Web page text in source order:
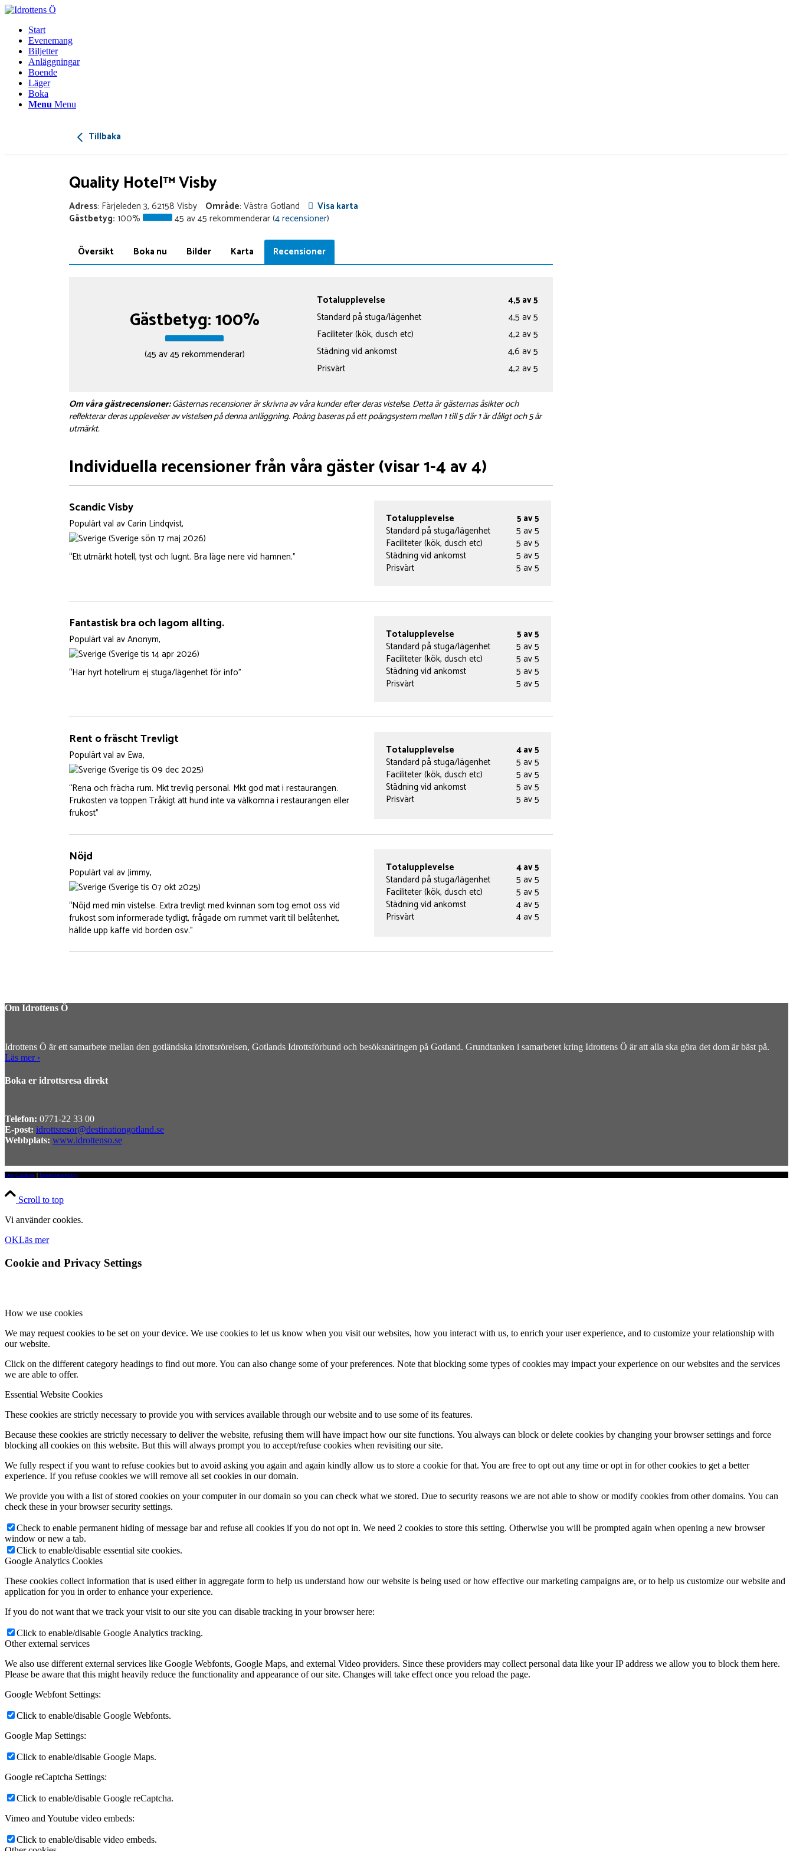
Start
Evenemang
Biljetter
Anläggningar
Boende
Läger
Boka
Menu Menu
Tillbaka
Quality Hotel™ Visby
Adress: Färjeleden 3, 62158 Visby Område: Västra Gotland
Visa karta
Gästbetyg: 100% 45 av 45 rekommenderar (4 recensioner)
Översikt Boka nu Bilder Karta Recensioner
Gästbetyg: 100%
(45 av 45 rekommenderar)
Totalupplevelse
4,5 av 5
Standard på stuga/lägenhet
4,5 av 5
Faciliteter (kök, dusch etc)
4,2 av 5
Städning vid ankomst
4,6 av 5
Prisvärt
4,2 av 5
Om våra gästrecensioner:Gästernas recensioner är skrivna av våra kunder efter deras vistelse. Detta är gästernas åsikter och
reflekterar deras upplevelser av vistelsen på denna anläggning. Poäng baseras på ett poängsystem mellan 1 till 5 där 1 är dåligt och 5 är
utmärkt.
Individuella recensioner från våra gäster (visar 1-4 av 4)
Scandic Visby
Populärt val avCarin Lindqvist,
(Sverige sön 17 maj 2026)
“Ett utmärkt hotell, tyst och lugnt. Bra läge nere vid hamnen.”
Totalupplevelse
5 av 5
Standard på stuga/lägenhet
5 av 5
Faciliteter (kök, dusch etc)
5 av 5
Städning vid ankomst
5 av 5
Prisvärt
5 av 5
Fantastisk bra och lagom allting.
Populärt val avAnonym,
(Sverige tis 14 apr 2026)
“Har hyrt hotellrum ej stuga/lägenhet för info”
Totalupplevelse
5 av 5
Standard på stuga/lägenhet
5 av 5
Faciliteter (kök, dusch etc)
5 av 5
Städning vid ankomst
5 av 5
Prisvärt
5 av 5
Rent o fräscht Trevligt
Populärt val av Ewa,
(Sverige tis 09 dec 2025)
“Rena och frächa rum. Mkt trevlig personal. Mkt god mat i restaurangen.
Frukosten va toppen Tråkigt att hund inte va välkomna i restaurangen eller
frukost”
Totalupplevelse
4 av 5
Standard på stuga/lägenhet
5 av 5
Faciliteter (kök, dusch etc)
5 av 5
Städning vid ankomst
5 av 5
Prisvärt
5 av 5
Nöjd
Populärt val avJimmy,
(Sverige tis 07 okt 2025)
“Nöjd med min vistelse. Extra trevligt med kvinnan som tog emot oss vid
frukost som informerade tydligt, frågade om rummet varit till belåtenhet,
hällde upp kaffe vid borden osv.”
Totalupplevelse
4 av 5
Standard på stuga/lägenhet
5 av 5
Faciliteter (kök, dusch etc)
5 av 5
Städning vid ankomst
4 av 5
Prisvärt
4 av 5
Om Idrottens Ö
Idrottens Ö är ett samarbete mellan den gotländska idrottsrörelsen, Gotlands Idrottsförbund och besöksnäringen på Gotland. Grundtanken i samarbetet kring Idrottens Ö är att alla ska göra det dom är bäst på.
Läs mer ›
Boka er idrottsresa direkt
Telefon: 0771-22 33 00
E-post: idrottsresor@destinationgotland.se
Webbplats: www.idrottenso.se
Om Cookies | Integritetspolicy
Scroll to top
Vi använder cookies.
OKLäs mer
Cookie and Privacy Settings
How we use cookies
We may request cookies to be set on your device. We use cookies to let us know when you visit our websites, how you interact with us, to enrich your user experience, and to customize your relationship with
our website.
Click on the different category headings to find out more. You can also change some of your preferences. Note that blocking some types of cookies may impact your experience on our websites and the services
we are able to offer.
Essential Website Cookies
These cookies are strictly necessary to provide you with services available through our website and to use some of its features.
Because these cookies are strictly necessary to deliver the website, refusing them will have impact how our site functions. You always can block or delete cookies by changing your browser settings and force
blocking all cookies on this website. But this will always prompt you to accept/refuse cookies when revisiting our site.
We fully respect if you want to refuse cookies but to avoid asking you again and again kindly allow us to store a cookie for that. You are free to opt out any time or opt in for other cookies to get a better
experience. If you refuse cookies we will remove all set cookies in our domain.
We provide you with a list of stored cookies on your computer in our domain so you can check what we stored. Due to security reasons we are not able to show or modify cookies from other domains. You can
check these in your browser security settings.
Check to enable permanent hiding of message bar and refuse all cookies if you do not opt in. We need 2 cookies to store this setting. Otherwise you will be prompted again when opening a new browser
window or new a tab.
Click to enable/disable essential site cookies.
Google Analytics Cookies
These cookies collect information that is used either in aggregate form to help us understand how our website is being used or how effective our marketing campaigns are, or to help us customize our website and
application for you in order to enhance your experience.
If you do not want that we track your visit to our site you can disable tracking in your browser here:
Click to enable/disable Google Analytics tracking.
Other external services
We also use different external services like Google Webfonts, Google Maps, and external Video providers. Since these providers may collect personal data like your IP address we allow you to block them here.
Please be aware that this might heavily reduce the functionality and appearance of our site. Changes will take effect once you reload the page.
Google Webfont Settings:
Click to enable/disable Google Webfonts.
Google Map Settings:
Click to enable/disable Google Maps.
Google reCaptcha Settings:
Click to enable/disable Google reCaptcha.
Vimeo and Youtube video embeds:
Click to enable/disable video embeds.